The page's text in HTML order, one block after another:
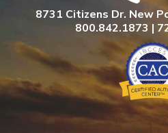
8731 Citizens Dr. New
800.842.1873 |